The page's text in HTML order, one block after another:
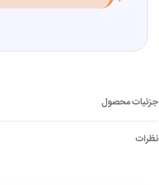
جزئیات محصول
نظرات